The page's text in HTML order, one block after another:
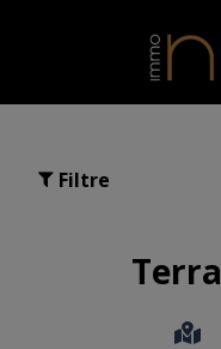
Filtre